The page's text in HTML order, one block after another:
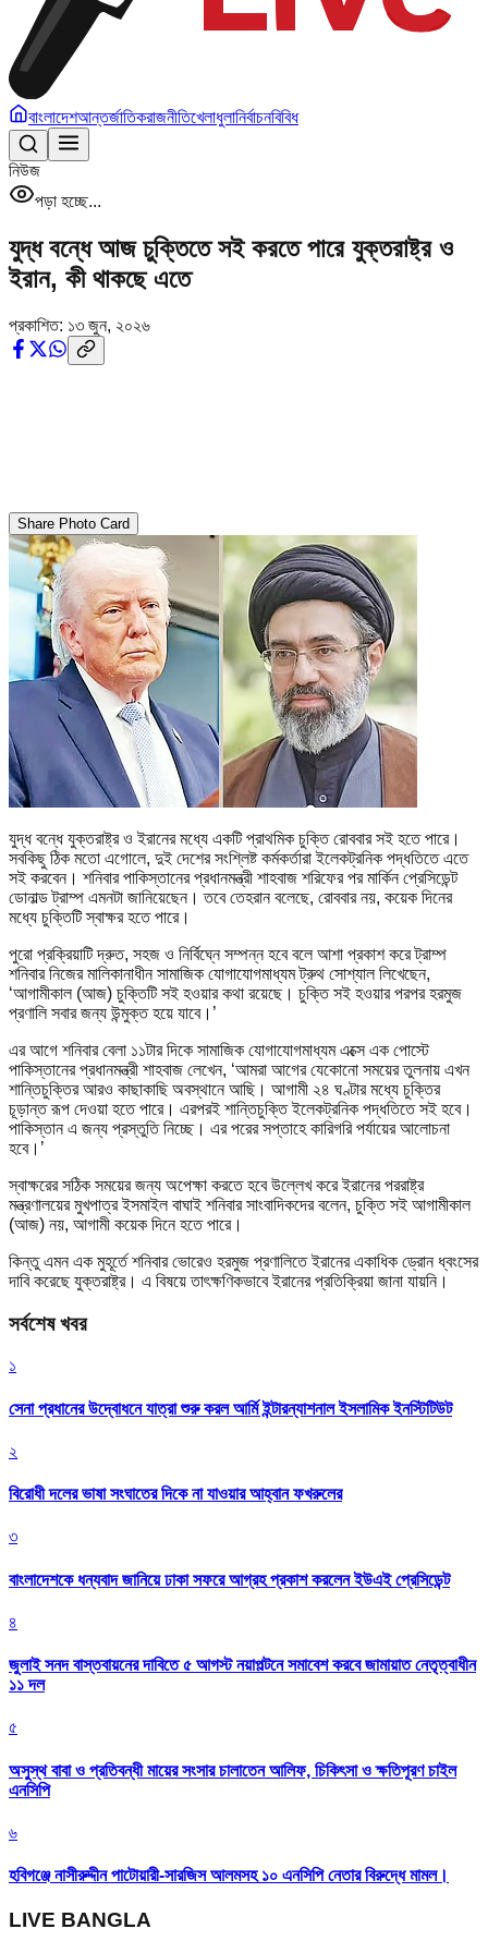
বাংলাদেশআন্তর্জাতিকরাজনীতিখেলাধুলানির্বাচনবিবিধ
নিউজ
পড়া হচ্ছে...
যুদ্ধ বন্ধে আজ চুক্তিতে সই করতে পারে যুক্তরাষ্ট্র ও
ইরান, কী থাকছে এতে
প্রকাশিত: ১৩ জুন, ২০২৬
Share Photo Card
যুদ্ধ বন্ধে যুক্তরাষ্ট্র ও ইরানের মধ্যে একটি প্রাথমিক চুক্তি রোববার সই হতে পারে।
সবকিছু ঠিক মতো এগোলে, দুই দেশের সংশ্লিষ্ট কর্মকর্তারা ইলেকট্রনিক পদ্ধতিতে এতে
সই করবেন। শনিবার পাকিস্তানের প্রধানমন্ত্রী শাহবাজ শরিফের পর মার্কিন প্রেসিডেন্ট
ডোনাল্ড ট্রাম্প এমনটা জানিয়েছেন। তবে তেহরান বলেছে, রোববার নয়, কয়েক দিনের
মধ্যে চুক্তিটি স্বাক্ষর হতে পারে।
পুরো প্রক্রিয়াটি দ্রুত, সহজ ও নির্বিঘ্নে সম্পন্ন হবে বলে আশা প্রকাশ করে ট্রাম্প
শনিবার নিজের মালিকানাধীন সামাজিক যোগাযোগমাধ্যম ট্রুথ সোশ্যাল লিখেছেন,
‘আগামীকাল (আজ) চুক্তিটি সই হওয়ার কথা রয়েছে। চুক্তি সই হওয়ার পরপর হরমুজ
প্রণালি সবার জন্য উন্মুক্ত হয়ে যাবে।’
এর আগে শনিবার বেলা ১১টার দিকে সামাজিক যোগাযোগমাধ্যম এক্সে এক পোস্টে
পাকিস্তানের প্রধানমন্ত্রী শাহবাজ লেখেন, ‘আমরা আগের যেকোনো সময়ের তুলনায় এখন
শান্তিচুক্তির আরও কাছাকাছি অবস্থানে আছি। আগামী ২৪ ঘণ্টার মধ্যে চুক্তির
চূড়ান্ত রূপ দেওয়া হতে পারে। এরপরই শান্তিচুক্তি ইলেকট্রনিক পদ্ধতিতে সই হবে।
পাকিস্তান এ জন্য প্রস্তুতি নিচ্ছে। এর পরের সপ্তাহে কারিগরি পর্যায়ের আলোচনা
হবে।’
স্বাক্ষরের সঠিক সময়ের জন্য অপেক্ষা করতে হবে উল্লেখ করে ইরানের পররাষ্ট্র
মন্ত্রণালয়ের মুখপাত্র ইসমাইল বাঘাই শনিবার সাংবাদিকদের বলেন, চুক্তি সই আগামীকাল
(আজ) নয়, আগামী কয়েক দিনে হতে পারে।
কিন্তু এমন এক মুহূর্তে শনিবার ভোরেও হরমুজ প্রণালিতে ইরানের একাধিক ড্রোন ধ্বংসের
দাবি করেছে যুক্তরাষ্ট্র। এ বিষয়ে তাৎক্ষণিকভাবে ইরানের প্রতিক্রিয়া জানা যায়নি।
সর্বশেষ খবর
১
সেনা প্রধানের উদ্বোধনে যাত্রা শুরু করল আর্মি ইন্টারন্যাশনাল ইসলামিক ইনস্টিটিউট
২
বিরোধী দলের ভাষা সংঘাতের দিকে না যাওয়ার আহ্বান ফখরুলের
৩
বাংলাদেশকে ধন্যবাদ জানিয়ে ঢাকা সফরে আগ্রহ প্রকাশ করলেন ইউএই প্রেসিডেন্ট
৪
জুলাই সনদ বাস্তবায়নের দাবিতে ৫ আগস্ট নয়াপল্টনে সমাবেশ করবে জামায়াত নেতৃত্বাধীন
১১ দল
৫
অসুস্থ বাবা ও প্রতিবন্ধী মায়ের সংসার চালাতেন আলিফ, চিকিৎসা ও ক্ষতিপূরণ চাইল
এনসিপি
৬
হবিগঞ্জে নাসীরুদ্দীন পাটোয়ারী-সারজিস আলমসহ ১০ এনসিপি নেতার বিরুদ্ধে মামল।
LIVE BANGLA